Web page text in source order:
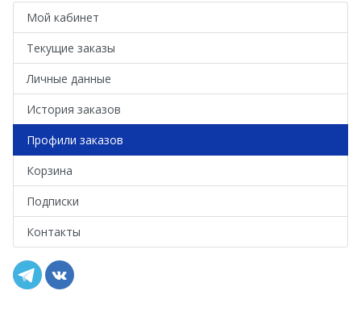
Мой кабинет
Текущие заказы
Личные данные
История заказов
Профили заказов
Корзина
Подписки
Контакты